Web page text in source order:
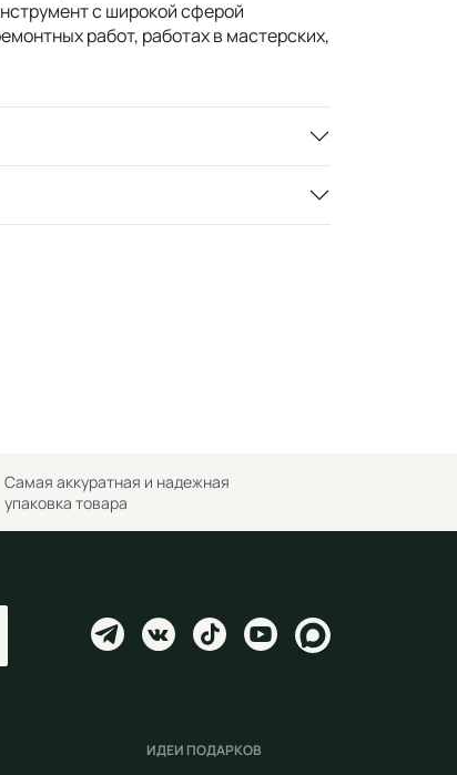
с широкой сферой
работ, работах в мастерских,
Самая аккуратная и надежная
упаковка товара
ИДЕИ ПОДАРКОВ